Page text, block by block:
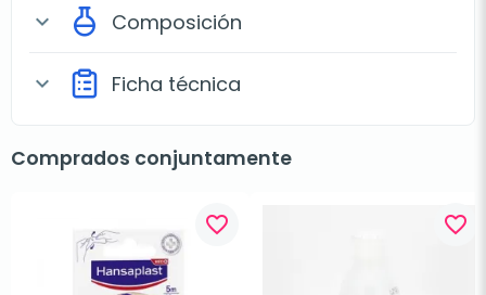
expand_more Composición
expand_more Ficha técnica
Comprados conjuntamente
favorite_border favorite_border